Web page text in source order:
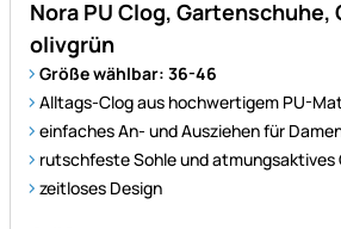
Nora PU Clog, Gartenschuhe,
olivgrün
Größe wählbar: 36-46
Alltags-Clog aus hochwertigem PU-
einfaches An- und Ausziehen für
rutschfeste Sohle und atmungsaktives
zeitloses Design